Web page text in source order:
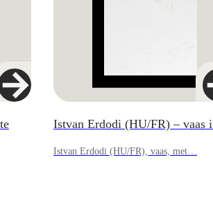
Istvan Erdodi (HU/FR) – vaas
Istvan Erdodi (HU/FR), vaas, met…